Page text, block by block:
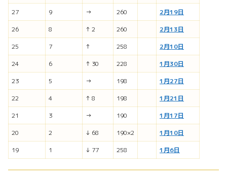
27
9 → 260
2月19日
26
8 ↑ 2 260
2月13日
25
7 ↑ 258
2月10日
24
6 ↑ 30 228
1月30日
23
5 → 198
1月27日
22
4 ↑ 8 198
1月21日
21
3 → 190
1月17日
20
2 ↓ 68 190×2
1月10日
19
1 ↓ 77 258 1月6日